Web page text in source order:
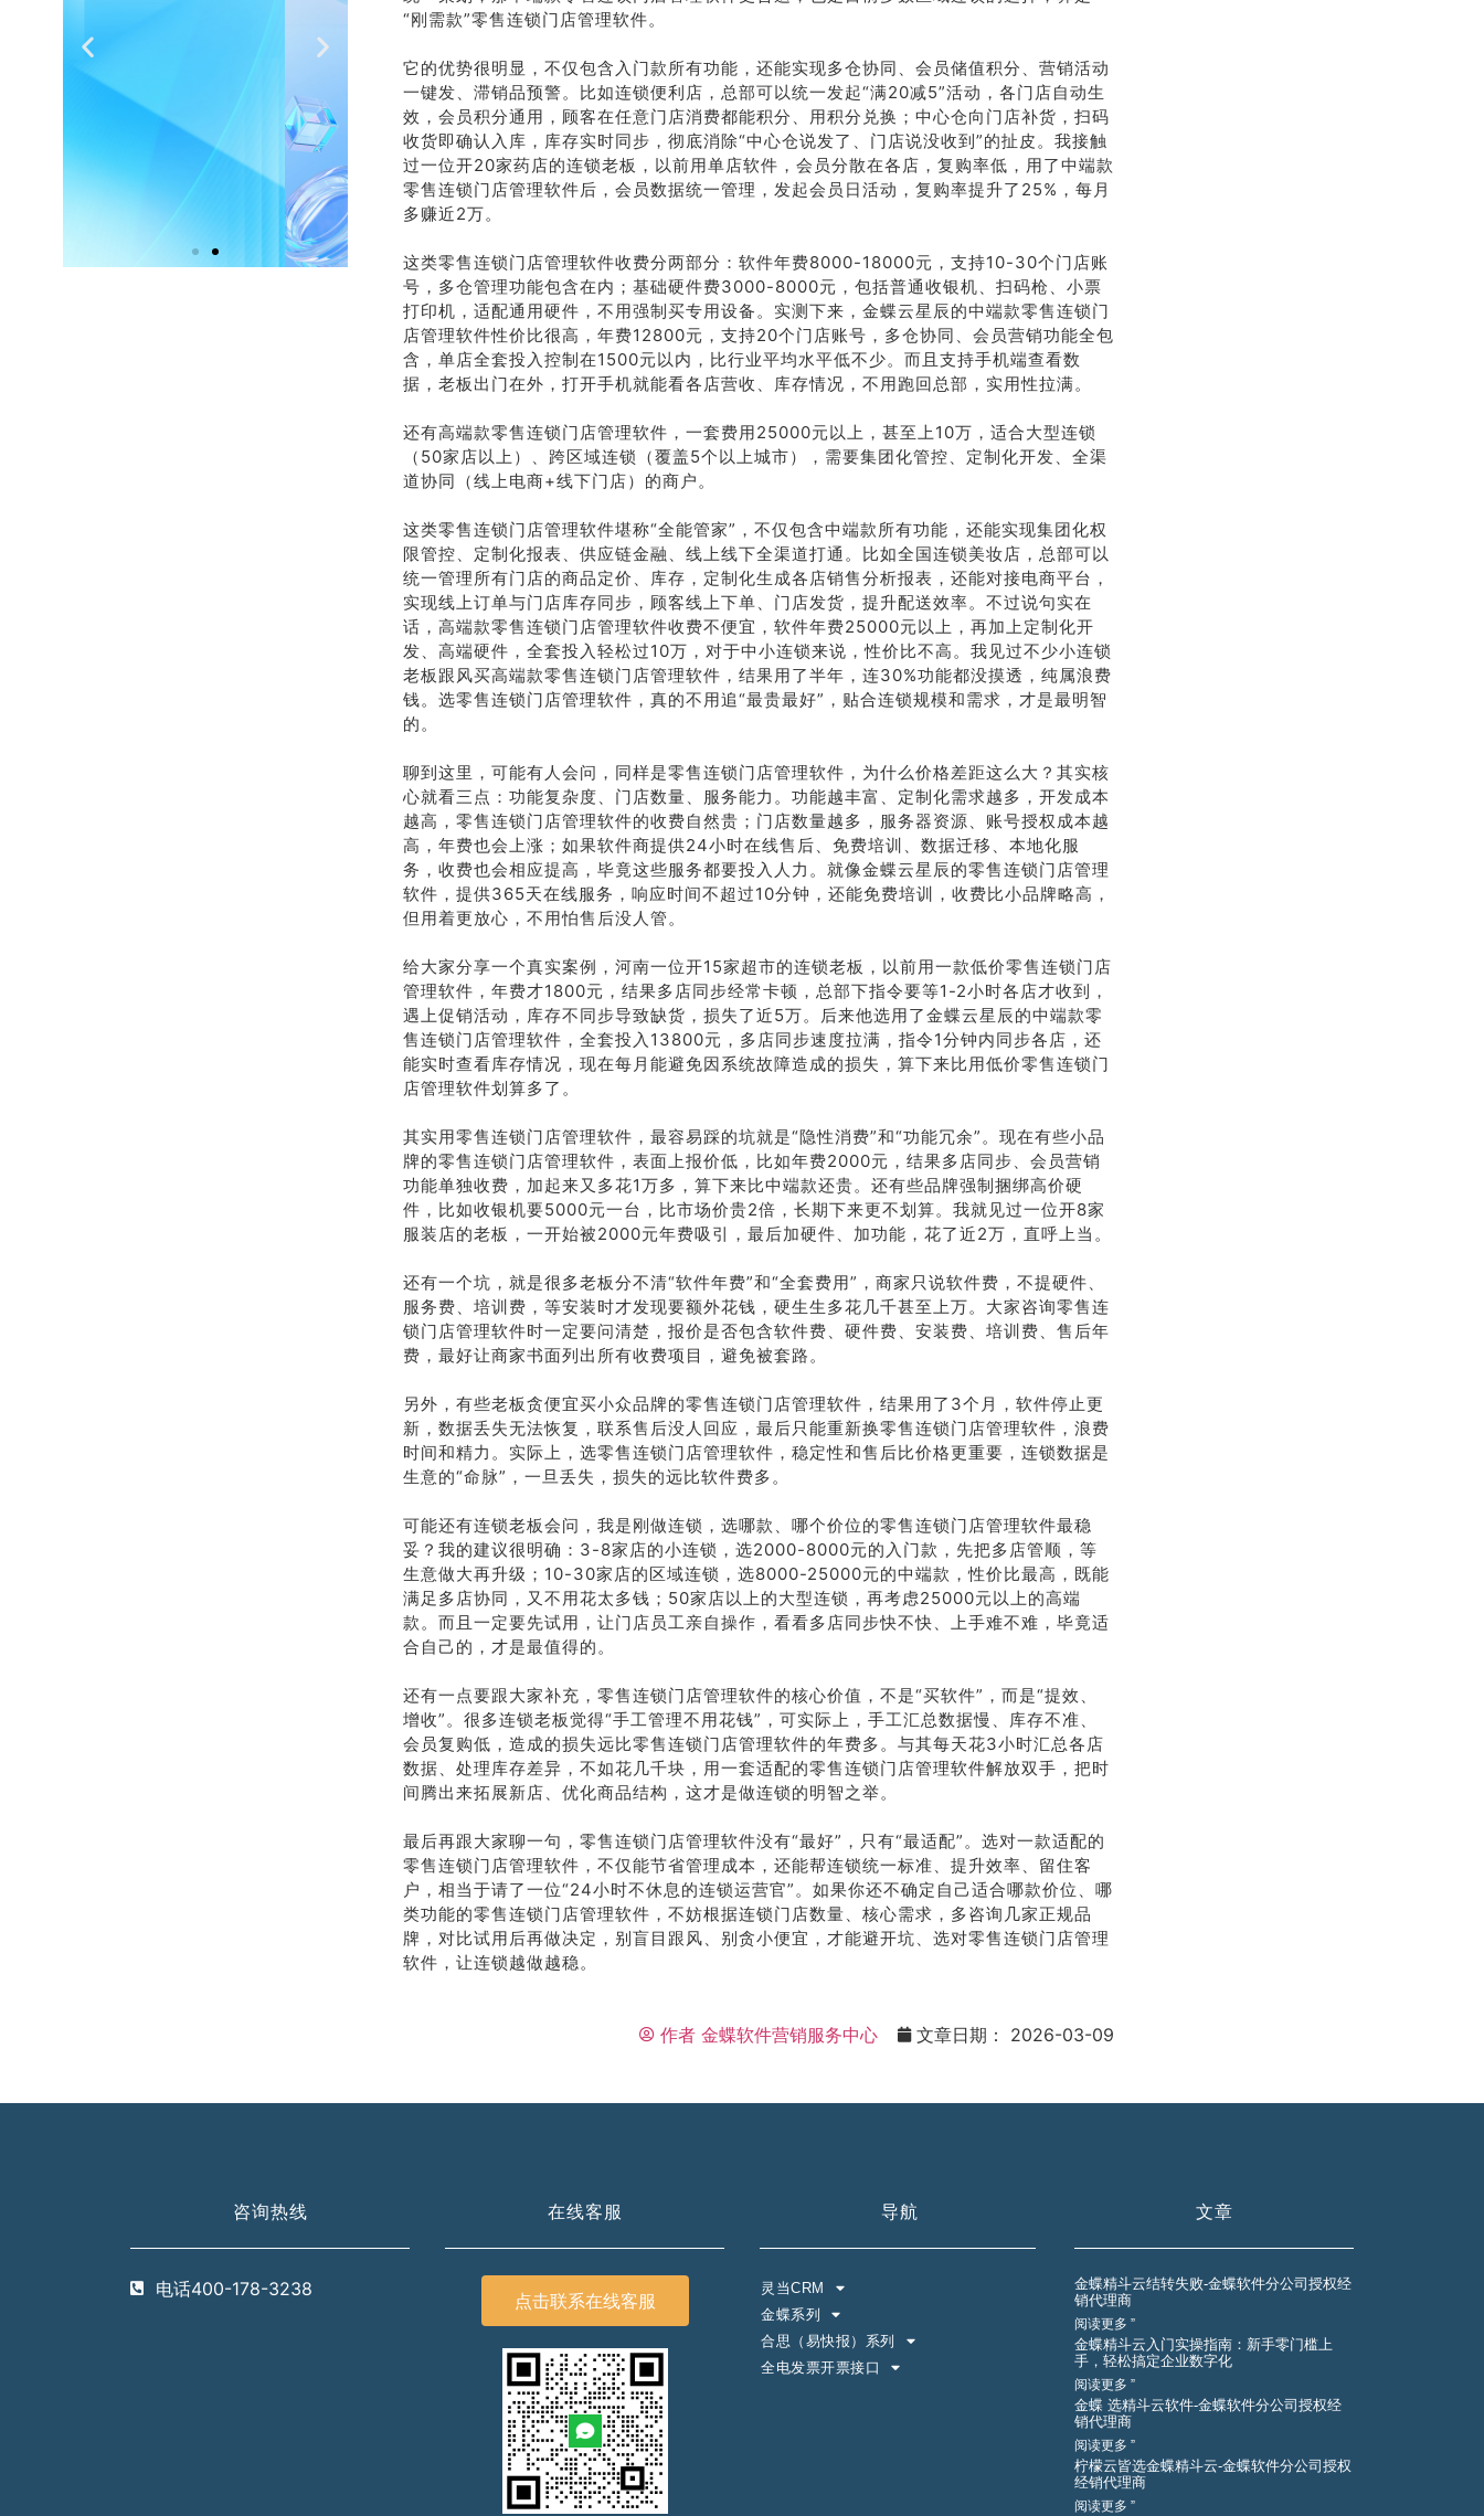
400-178-
3238
通
推荐
有礼
介绍客户豪礼
相送
热线
400-178-
3238
“刚需款”零售连锁门店管理软件。
它的优势很明显，不仅包含入门款所有功能，还能实现多仓协同、会员储值积分、营销活动
一键发、滞销品预警。比如连锁便利店，总部可以统一发起“满20减5”活动，各门店自动生
效，会员积分通用，顾客在任意门店消费都能积分、用积分兑换；中心仓向门店补货，扫码
收货即确认入库，库存实时同步，彻底消除“中心仓说发了、门店说没收到”的扯皮。我接触
过一位开20家药店的连锁老板，以前用单店软件，会员分散在各店，复购率低，用了中端款
零售连锁门店管理软件后，会员数据统一管理，发起会员日活动，复购率提升了25%，每月
多赚近2万。
这类零售连锁门店管理软件收费分两部分：软件年费8000-18000元，支持10-30个门店账
号，多仓管理功能包含在内；基础硬件费3000-8000元，包括普通收银机、扫码枪、小票
打印机，适配通用硬件，不用强制买专用设备。实测下来，金蝶云星辰的中端款零售连锁门
店管理软件性价比很高，年费12800元，支持20个门店账号，多仓协同、会员营销功能全包
含，单店全套投入控制在1500元以内，比行业平均水平低不少。而且支持手机端查看数
据，老板出门在外，打开手机就能看各店营收、库存情况，不用跑回总部，实用性拉满。
还有高端款零售连锁门店管理软件，一套费用25000元以上，甚至上10万，适合大型连锁
（50家店以上）、跨区域连锁（覆盖5个以上城市），需要集团化管控、定制化开发、全渠
道协同（线上电商+线下门店）的商户。
这类零售连锁门店管理软件堪称“全能管家”，不仅包含中端款所有功能，还能实现集团化权
限管控、定制化报表、供应链金融、线上线下全渠道打通。比如全国连锁美妆店，总部可以
统一管理所有门店的商品定价、库存，定制化生成各店销售分析报表，还能对接电商平台，
实现线上订单与门店库存同步，顾客线上下单、门店发货，提升配送效率。不过说句实在
话，高端款零售连锁门店管理软件收费不便宜，软件年费25000元以上，再加上定制化开
发、高端硬件，全套投入轻松过10万，对于中小连锁来说，性价比不高。我见过不少小连锁
老板跟风买高端款零售连锁门店管理软件，结果用了半年，连30%功能都没摸透，纯属浪费
钱。选零售连锁门店管理软件，真的不用追“最贵最好”，贴合连锁规模和需求，才是最明智
的。
聊到这里，可能有人会问，同样是零售连锁门店管理软件，为什么价格差距这么大？其实核
心就看三点：功能复杂度、门店数量、服务能力。功能越丰富、定制化需求越多，开发成本
越高，零售连锁门店管理软件的收费自然贵；门店数量越多，服务器资源、账号授权成本越
高，年费也会上涨；如果软件商提供24小时在线售后、免费培训、数据迁移、本地化服
务，收费也会相应提高，毕竟这些服务都要投入人力。就像金蝶云星辰的零售连锁门店管理
软件，提供365天在线服务，响应时间不超过10分钟，还能免费培训，收费比小品牌略高，
但用着更放心，不用怕售后没人管。
给大家分享一个真实案例，河南一位开15家超市的连锁老板，以前用一款低价零售连锁门店
管理软件，年费才1800元，结果多店同步经常卡顿，总部下指令要等1-2小时各店才收到，
遇上促销活动，库存不同步导致缺货，损失了近5万。后来他选用了金蝶云星辰的中端款零
售连锁门店管理软件，全套投入13800元，多店同步速度拉满，指令1分钟内同步各店，还
能实时查看库存情况，现在每月能避免因系统故障造成的损失，算下来比用低价零售连锁门
店管理软件划算多了。
其实用零售连锁门店管理软件，最容易踩的坑就是“隐性消费”和“功能冗余”。现在有些小品
牌的零售连锁门店管理软件，表面上报价低，比如年费2000元，结果多店同步、会员营销
功能单独收费，加起来又多花1万多，算下来比中端款还贵。还有些品牌强制捆绑高价硬
件，比如收银机要5000元一台，比市场价贵2倍，长期下来更不划算。我就见过一位开8家
服装店的老板，一开始被2000元年费吸引，最后加硬件、加功能，花了近2万，直呼上当。
还有一个坑，就是很多老板分不清“软件年费”和“全套费用”，商家只说软件费，不提硬件、
服务费、培训费，等安装时才发现要额外花钱，硬生生多花几千甚至上万。大家咨询零售连
锁门店管理软件时一定要问清楚，报价是否包含软件费、硬件费、安装费、培训费、售后年
费，最好让商家书面列出所有收费项目，避免被套路。
另外，有些老板贪便宜买小众品牌的零售连锁门店管理软件，结果用了3个月，软件停止更
新，数据丢失无法恢复，联系售后没人回应，最后只能重新换零售连锁门店管理软件，浪费
时间和精力。实际上，选零售连锁门店管理软件，稳定性和售后比价格更重要，连锁数据是
生意的“命脉”，一旦丢失，损失的远比软件费多。
可能还有连锁老板会问，我是刚做连锁，选哪款、哪个价位的零售连锁门店管理软件最稳
妥？我的建议很明确：3-8家店的小连锁，选2000-8000元的入门款，先把多店管顺，等
生意做大再升级；10-30家店的区域连锁，选8000-25000元的中端款，性价比最高，既能
满足多店协同，又不用花太多钱；50家店以上的大型连锁，再考虑25000元以上的高端
款。而且一定要先试用，让门店员工亲自操作，看看多店同步快不快、上手难不难，毕竟适
合自己的，才是最值得的。
还有一点要跟大家补充，零售连锁门店管理软件的核心价值，不是“买软件”，而是“提效、
增收”。很多连锁老板觉得“手工管理不用花钱”，可实际上，手工汇总数据慢、库存不准、
会员复购低，造成的损失远比零售连锁门店管理软件的年费多。与其每天花3小时汇总各店
数据、处理库存差异，不如花几千块，用一套适配的零售连锁门店管理软件解放双手，把时
间腾出来拓展新店、优化商品结构，这才是做连锁的明智之举。
最后再跟大家聊一句，零售连锁门店管理软件没有“最好”，只有“最适配”。选对一款适配的
零售连锁门店管理软件，不仅能节省管理成本，还能帮连锁统一标准、提升效率、留住客
户，相当于请了一位“24小时不休息的连锁运营官”。如果你还不确定自己适合哪款价位、哪
类功能的零售连锁门店管理软件，不妨根据连锁门店数量、核心需求，多咨询几家正规品
牌，对比试用后再做决定，别盲目跟风、别贪小便宜，才能避开坑、选对零售连锁门店管理
软件，让连锁越做越稳。
作者金蝶软件营销服务中心 文章日期： 2026-03-09
咨询热线
电话400-178-3238
在线客服
点击联系在线客服
导航
灵当CRM
金蝶系列
合思（易快报）系列
全电发票开票接口
文章
金蝶精斗云结转失败-金蝶软件分公司授权经
销代理商
阅读更多 ”
金蝶精斗云入门实操指南：新手零门槛上
手，轻松搞定企业数字化
阅读更多 ”
金蝶 选精斗云软件-金蝶软件分公司授权经
销代理商
阅读更多 ”
柠檬云皆选金蝶精斗云-金蝶软件分公司授权
经销代理商
阅读更多 ”